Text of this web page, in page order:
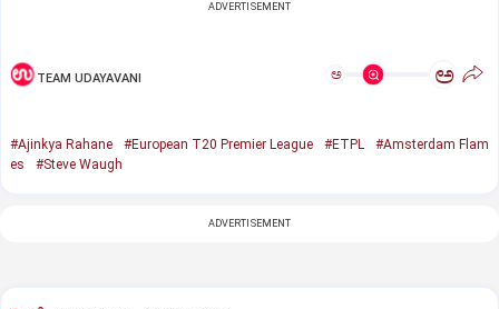
ADVERTISEMENT
TEAM UDAYAVANI ಅ ಅ
#Ajinkya Rahane #European T20 Premier League #ETPL
#Amsterdam Flam
es
#Steve Waugh
ADVERTISEMENT